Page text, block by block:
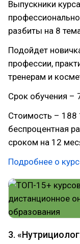
Выпускники
разбиты на 8
Подойдет
профессии,
тренерам и
Срок обучения –
Стоимость – 188
беспроцентная
сроком на 12
Подробнее о
3.